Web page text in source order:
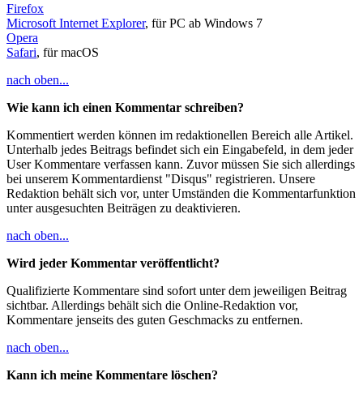
Firefox
Microsoft Internet Explorer, für PC ab Windows 7
Opera
Safari, für macOS
nach oben...
Wie kann ich einen Kommentar schreiben?
Kommentiert werden können im redaktionellen Bereich alle Artikel.
Unterhalb jedes Beitrags befindet sich ein Eingabefeld, in dem jeder
User Kommentare verfassen kann. Zuvor müssen Sie sich allerdings
bei unserem Kommentardienst "Disqus" registrieren. Unsere
Redaktion behält sich vor, unter Umständen die Kommentarfunktion
unter ausgesuchten Beiträgen zu deaktivieren.
nach oben...
Wird jeder Kommentar veröffentlicht?
Qualifizierte Kommentare sind sofort unter dem jeweiligen Beitrag
sichtbar. Allerdings behält sich die Online-Redaktion vor,
Kommentare jenseits des guten Geschmacks zu entfernen.
nach oben...
Kann ich meine Kommentare löschen?